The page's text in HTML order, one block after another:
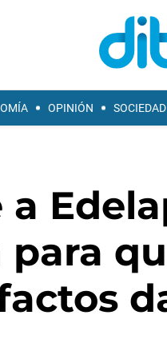
OPINIÓN SOCIEDAD